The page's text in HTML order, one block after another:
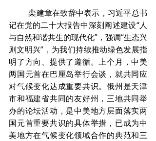
	栾建章在致辞中表示，习近平总书
记在党的二十大报告中深刻阐述建设“人
与自然和谐共生的现代化”，强调“生态兴
则文明兴”，为我们持续推动绿色发展指
明了方向、提供了遵循。上个月，中美
两国元首在巴厘岛举行会谈，就共同应
对气候变化达成重要共识。俄州是天津
市和福建省共同的友好州，三地共同举
办的论坛活动，是中美地方层面落实两
国元首重要共识的具体举措，已成为中
美地方在气候变化领域合作的典范和三